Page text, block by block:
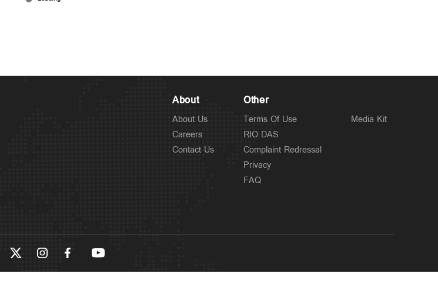
About
About Us
Careers
Contact Us
Other
Terms Of Use
RIO DAS
Complaint Redressal
Privacy
FAQ
Media Kit